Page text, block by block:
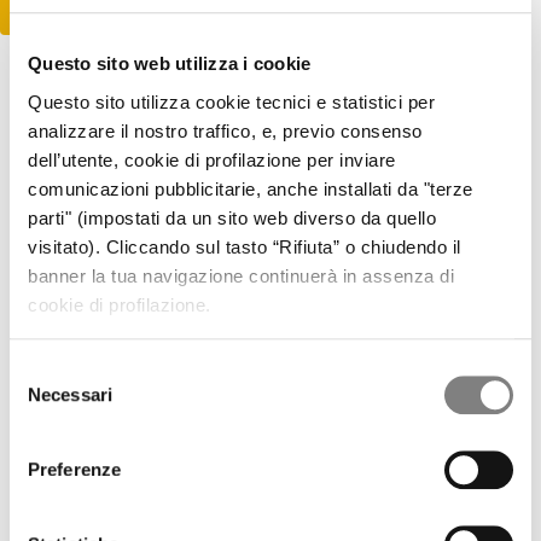
Questo sito web utilizza i cookie
Questo sito utilizza cookie tecnici e statistici per
analizzare il nostro traffico, e, previo consenso
dell’utente, cookie di profilazione per inviare
comunicazioni pubblicitarie, anche installati da "terze
parti" (impostati da un sito web diverso da quello
visitato). Cliccando sul tasto “Rifiuta” o chiudendo il
banner la tua navigazione continuerà in assenza di
cookie di profilazione.
delNecessari
Preferenze
Clicca qui per scoprire di più
Cessione del Quinto
Lacessione del quintoè una soluzione di finanziamento
ideale per dipendenti assunti a tempo indeterminato e
pensionati. Questo prestito personale si distingue per la sua
comodità: le rate vengono infatti trattenute direttamente dalla
busta paga o dal cedolino della pensione, garantendo così
una gestione semplice e sicura. Inoltre, questo tipo di
finanziamento offre tassi di interesse sostenibili e la possibilità
di ottenere importi significativi con piani di rimborso fino a 10
Ladelega di pagamento
è un’opzione di finanziamento
aggiuntiva per dipendenti pubblici e privati. Questo prestito